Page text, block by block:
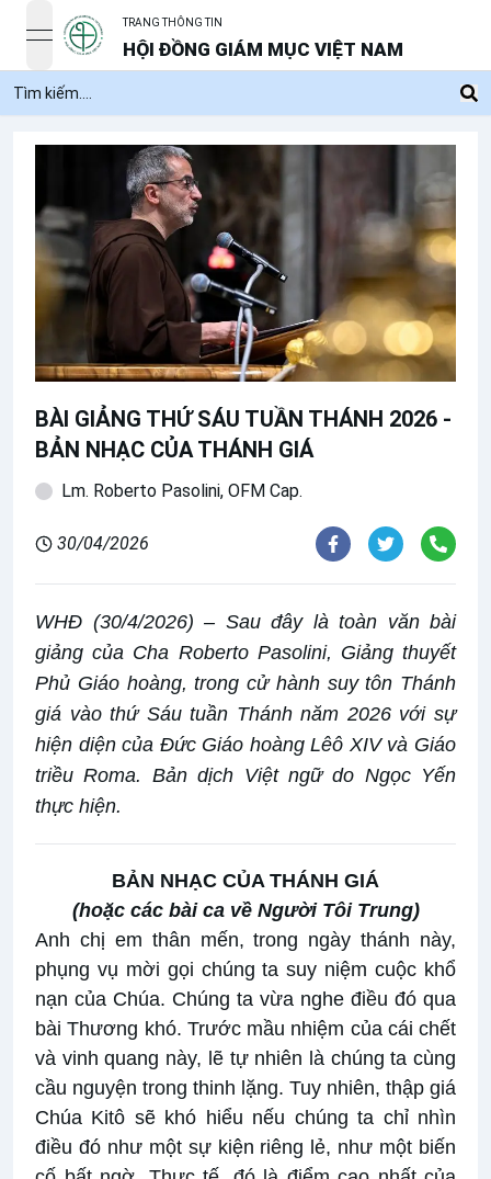
open navigation menu
TRANG THÔNG TIN
HỘI ĐỒNG GIÁM MỤC VIỆT NAM
BÀI GIẢNG THỨ SÁU TUẦN THÁNH 2026 -
BẢN NHẠC CỦA THÁNH GIÁ
Lm. Roberto Pasolini, OFM Cap.
30/04/2026
WHĐ (30/4/2026) – Sau đây là toàn văn bài
giảng của Cha Roberto Pasolini, Giảng thuyết
Phủ Giáo hoàng, trong cử hành suy tôn Thánh
giá vào thứ Sáu tuần Thánh năm 2026 với sự
hiện diện của Đức Giáo hoàng Lêô XIV và Giáo
triều Roma. Bản dịch Việt ngữ do Ngọc Yến
thực hiện.
BẢN NHẠC CỦA THÁNH GIÁ
(hoặc các bài ca về Người Tôi Trung)
Anh chị em thân mến, trong ngày thánh này,
phụng vụ mời gọi chúng ta suy niệm cuộc khổ
nạn của Chúa. Chúng ta vừa nghe điều đó qua
bài Thương khó. Trước mầu nhiệm của cái chết
và vinh quang này, lẽ tự nhiên là chúng ta cùng
cầu nguyện trong thinh lặng. Tuy nhiên, thập giá
Chúa Kitô sẽ khó hiểu nếu chúng ta chỉ nhìn
điều đó như một sự kiện riêng lẻ, như một biến